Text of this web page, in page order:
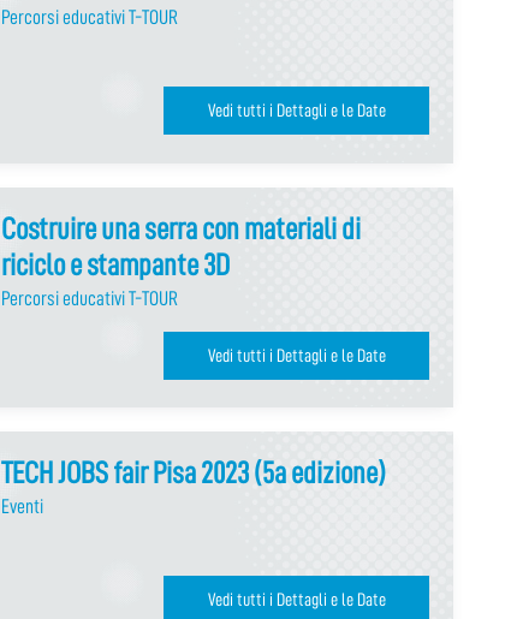
Percorsi educativi T-TOUR
Vedi tutti i Dettagli e le Date
Costruire una serra con materiali di
riciclo e stampante 3D
Percorsi educativi T-TOUR
Vedi tutti i Dettagli e le Date
TECH JOBS fair Pisa 2023 (5a edizione)
Eventi
Vedi tutti i Dettagli e le Date